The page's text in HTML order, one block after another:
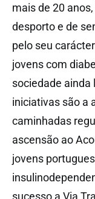
mais de 20
desporto e de
pelo seu
jovens com
sociedade ainda
iniciativas são a
caminhadas
ascensão ao
jovens
sucesso a Via